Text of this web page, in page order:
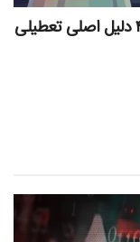
پایان تلخ پروژه‌های میلیون دلاری؛ بررسی ۴ دلیل اصلی تعطیلی